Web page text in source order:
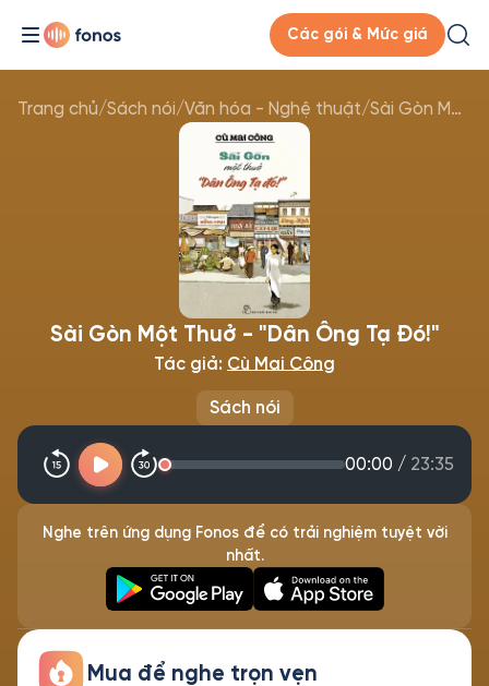
Các gói & Mức giá
Trang chủ/Sách nói/Văn hóa - Nghệ thuật/ Sài Gòn Một Thuở - "Dân Ông Tạ Đó!"
Sách nói
Sài Gòn Một Thuở - "Dân Ông Tạ Đó!"
Tác giả: Cù Mai Công
00:00 / 23:35
Nghe trên ứng dụng Fonos để có trải nghiệm tuyệt vời
nhất.
Mua để nghe trọn vẹn